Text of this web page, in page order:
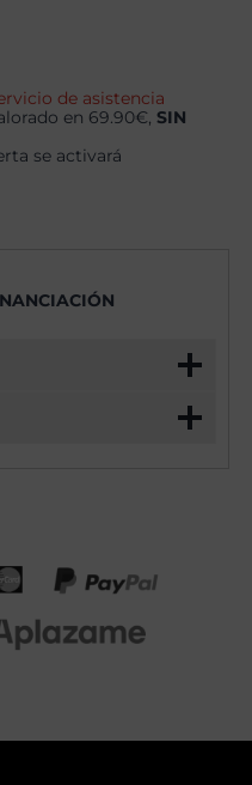
de asistencia
en 69.90€,SIN
se activará